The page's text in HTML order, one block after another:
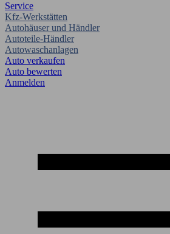
Service
Kfz-Werkstätten
Autohäuser und Händler
Autoteile-Händler
Autowaschanlagen
Auto verkaufen
Auto bewerten
Anmelden